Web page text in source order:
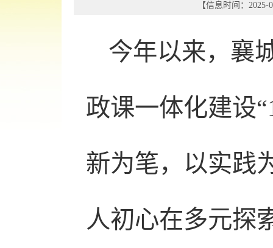
【信息时间：
今年以来，襄
政课一体化建设
新为笔，以实践
人初心在多元探